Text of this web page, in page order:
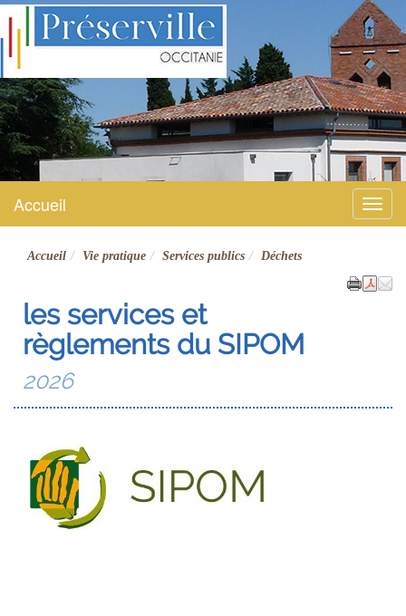
Préserville
Site officiel
Menu
Accueil
Accueil Vie pratique Services publics Déchets
les services et
règlements du SIPOM
2026